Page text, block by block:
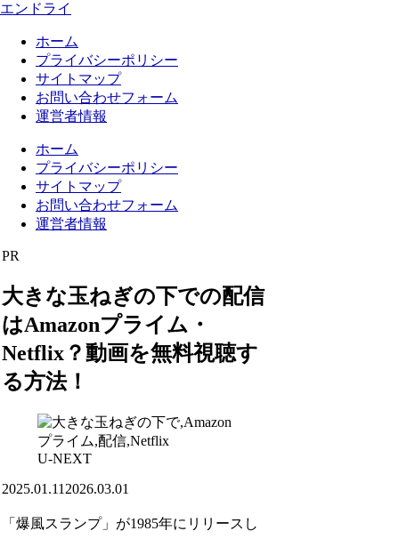
エンドライ
ホーム
プライバシーポリシー
サイトマップ
お問い合わせフォーム
運営者情報
ホーム
プライバシーポリシー
サイトマップ
お問い合わせフォーム
運営者情報
PR
大きな玉ねぎの下での配信
はAmazonプライム・
Netflix？動画を無料視聴す
る方法！
U-NEXT
2025.01.11 2026.03.01
「爆風スランプ」が1985年にリリースし